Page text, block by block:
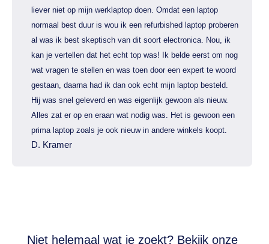
liever niet op mijn werklaptop doen. Omdat een laptop
normaal best duur is wou ik een refurbished laptop proberen
al was ik best skeptisch van dit soort electronica. Nou, ik
kan je vertellen dat het echt top was! Ik belde eerst om nog
wat vragen te stellen en was toen door een expert te woord
gestaan, daarna had ik dan ook echt mijn laptop besteld.
Hij was snel geleverd en was eigenlijk gewoon als nieuw.
Alles zat er op en eraan wat nodig was. Het is gewoon een
prima laptop zoals je ook nieuw in andere winkels koopt.
D. Kramer
Niet helemaal wat je zoekt? Bekijk onze